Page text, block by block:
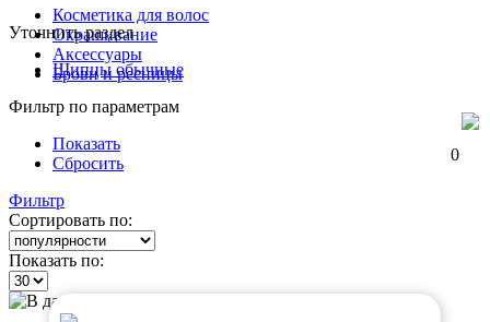
Косметика для волос
Окрашивание
Аксессуары
Брови и ресницы
0
Уточнить раздел
Щипцы обычные
Фильтр по параметрам
Показать
Сбросить
Фильтр
Сортировать по:
Показать по: